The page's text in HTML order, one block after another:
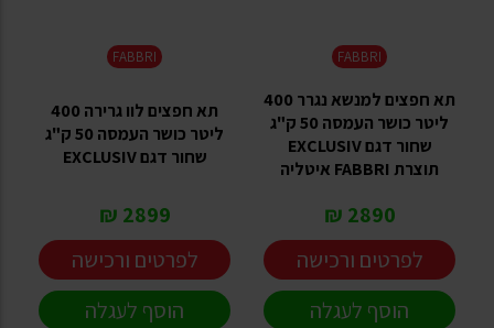
FABBRI
תא חפצים למנשא נגרר 400
ליטר כושר העמסה 50 ק"ג
שחור דגם EXCLUSIV
תוצרת FABBRI איטליה
2890 ₪
לפרטים ורכישה
הוסף לעגלה
FABBRI
תא חפצים לוו גרירה 400
ליטר כושר העמסה 50 ק"ג
שחור דגם EXCLUSIV
2899 ₪
לפרטים ורכישה
הוסף לעגלה